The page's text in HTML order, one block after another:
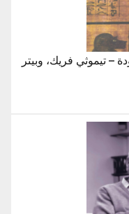
– تيموثي فريك، وبيتر